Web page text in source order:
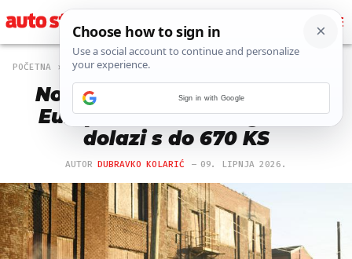
POČETNA AUTO
Novi Dodge Charger stiže u
Europu: Američka legenda
dolazi s do 670 KS
AUTORDUBRAVKO KOLARIĆ 09. LIPNJA 2026.
Sign in with Google